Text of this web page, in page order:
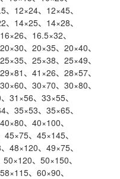
12×24、12×45、
14×25、14×28、
、16.5×32、
、20×35、20×40、
、25×38、25×49、
、41×26、28×57、
、30×70、30×80、
31×56、33×55、
35×53、35×65、
、40×100、
、45×145、
48×120、49×75、
、50×150、
、60×90、